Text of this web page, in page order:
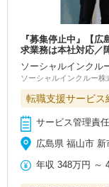
『募集停止中』【
求業務は本社対応／
ソーシャルインクル
ソーシャルインクルー株
転職支援サービス
サービス管理責
広島県 福山市 新
年収 348万円 ～